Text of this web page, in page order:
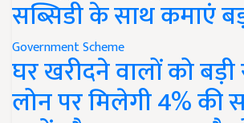
सब्सिडी के साथ कमाएं
Government Scheme
घर खरीदने वालों को बड़ी
लोन पर मिलेगी 4% की